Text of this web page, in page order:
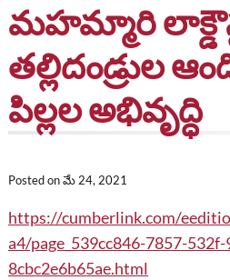
మహమ్మారి
తల్లిదండ్రుల
పిల్లల అభివృద్ధి
Posted onమే 24, 2021
https://cumberlink.com/
a4/page_539cc846-7857-532f-
8cbc2e6b65ae.html